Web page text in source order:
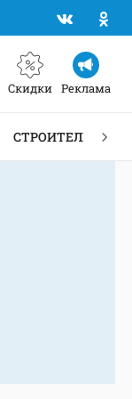
Скидки Реклама
СТРОИТЕЛЬСТВО